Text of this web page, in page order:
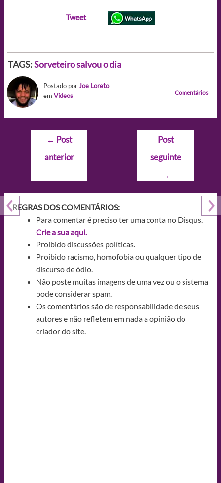
Tweet
TAGS:Sorveteiro salvou o dia
Postado porJoe Loreto
em Videos Comentários
Navegação
Post
← Post
anterior
Post
seguinte
→
REGRAS DOS COMENTÁRIOS:
Para comentar é preciso ter uma conta no Disqus.
Crie a sua aqui.
Proibido discussões políticas.
Proibido racismo, homofobia ou qualquer tipo de
discurso de ódio.
Não poste muitas imagens de uma vez ou o sistema
pode considerar spam.
Os comentários são de responsabilidade de seus
autores e não refletem em nada a opinião do
criador do site.